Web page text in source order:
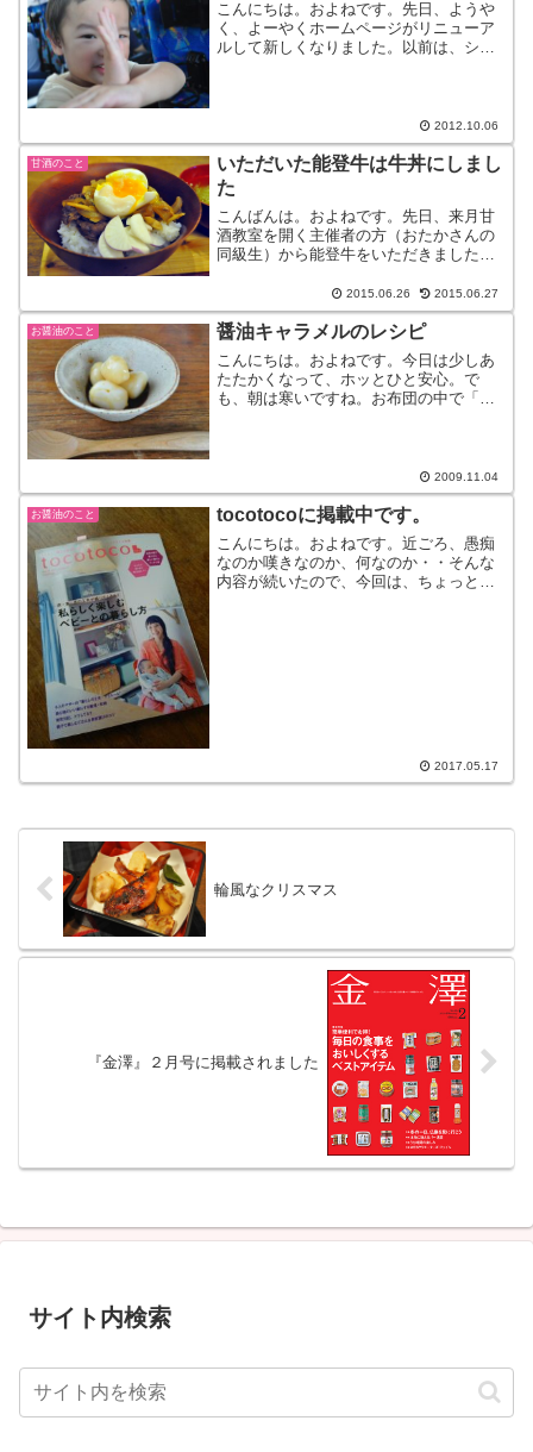
こんにちは。およねです。先日、ようや
く、よーやくホームページがリニューア
ルして新しくなりました。以前は、ショ
2012.10.06
甘酒のこと
いただいた能登牛は牛丼にしまし
た
こんばんは。およねです。先日、来月甘
酒教室を開く主催者の方（おたかさんの
同級生）から能登牛をいただきました。
ど牛肉に縁がないわが家はまずどうやっ
て食べたらいいかわからず、思わず聞い
てしまいました。ふむふむ...
2015.06.26 2015.06.27
お醤油のこと 醤油キャラメルのレシピ
こんにちは。およねです。今日は少しあ
たたかくなって、ホッとひと安心。で
も、朝は寒いですね。お布団の中で「あ
2009.11.04
お醤油のこと tocotocoに掲載中です。
こんにちは。およねです。近ごろ、愚痴
なのか嘆きなのか、何なのか・・そんな
内容が続いたので、今回は、ちょっと宣
2017.05.17
輪風なクリスマス
『金澤』２月号に掲載されました
サイト内検索